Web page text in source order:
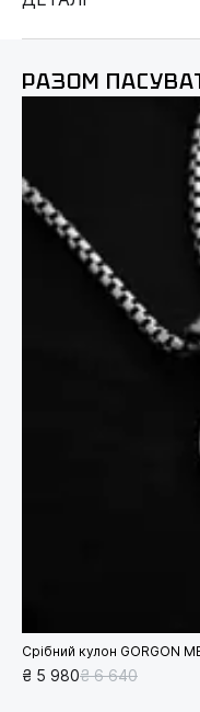
РАЗОМ
Срібний кулон GORGON
₴ 5 980₴ 6 640